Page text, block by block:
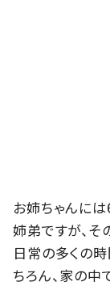
お姉ちゃんに
姉弟ですが、そ
日常の多くの
ちろん、家の中